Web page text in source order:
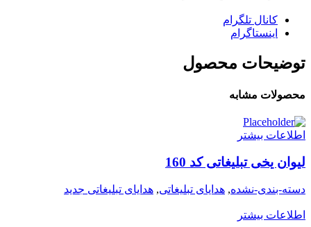
کانال تلگرام
اینستاگرام
توضیحات محصول
محصولات مشابه
اطلاعات بیشتر
لیوان یخی تبلیغاتی کد 160
دسته-بندی-نشده, هدایای تبلیغاتی, هدایای تبلیغاتی جدید
اطلاعات بیشتر